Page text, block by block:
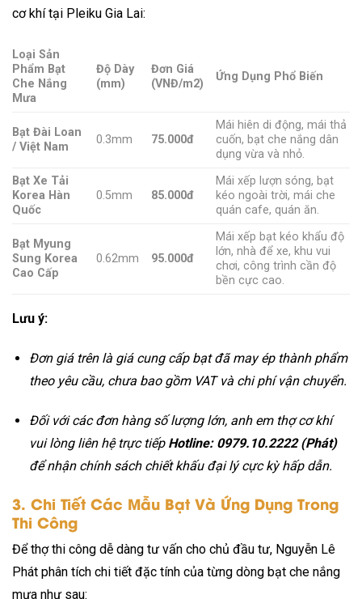
cơ khí tại Pleiku Gia Lai:
Loại Sản
Phẩm Bạt
Che Nắng
Mưa
Độ Dày
(mm)
Đơn Giá
(VNĐ/m2)
Ứng Dụng Phổ Biến
Bạt Đài Loan
/ Việt Nam
0.3mm 75.000đ
Mái hiên di động, mái thả
cuốn, bạt che nắng dân
dụng vừa và nhỏ.
Bạt Xe Tải
Korea Hàn
Quốc
0.5mm 85.000đ
Mái xếp lượn sóng, bạt
kéo ngoài trời, mái che
quán cafe, quán ăn.
Bạt Myung
Sung Korea
Cao Cấp
0.62mm 95.000đ
Mái xếp bạt kéo khẩu độ
lớn, nhà để xe, khu vui
chơi, công trình cần độ
bền cực cao.
Lưu ý:
Đơn giá trên là giá cung cấp bạt đã may ép thành phẩm
theo yêu cầu, chưa bao gồm VAT và chi phí vận chuyển.
Đối với các đơn hàng số lượng lớn, anh em thợ cơ khí
vui lòng liên hệ trực tiếp Hotline: 0979.10.2222 (Phát)
để nhận chính sách chiết khấu đại lý cực kỳ hấp dẫn.
3. Chi Tiết Các Mẫu Bạt Và Ứng Dụng Trong
Thi Công
Để thợ thi công dễ dàng tư vấn cho chủ đầu tư, Nguyễn Lê
Phát phân tích chi tiết đặc tính của từng dòng bạt che nắng
mưa như sau: